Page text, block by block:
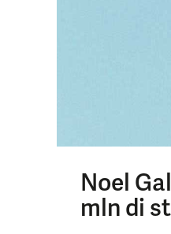
Noel
mln di